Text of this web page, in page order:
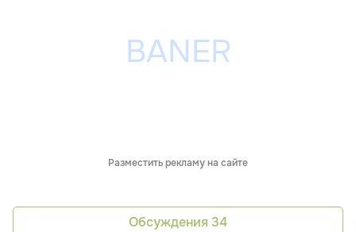
Разместить рекламу на сайте
Обсуждения 34